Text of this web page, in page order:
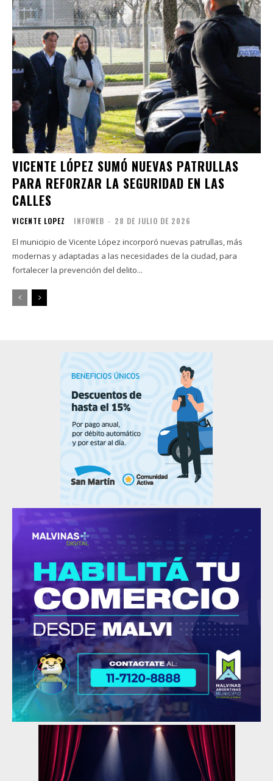
VICENTE LÓPEZ SUMÓ NUEVAS PATRULLAS
PARA REFORZAR LA SEGURIDAD EN LAS
CALLES
VICENTE LOPEZ INFOWEB - 28 DE JULIO DE 2026
El municipio de Vicente López incorporó nuevas patrullas, más
modernas y adaptadas a las necesidades de la ciudad, para
fortalecer la prevención del delito...